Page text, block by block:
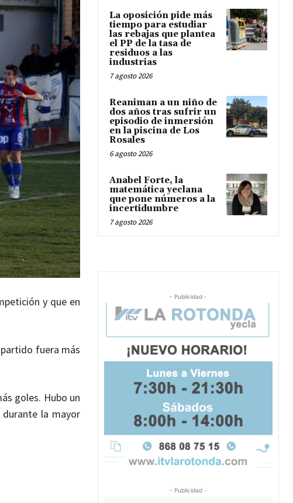
y que en
fuera más
goles. Hubo un
la mayor
La oposición pide más
tiempo para estudiar
las rebajas que plantea
el PP de la tasa de
residuos a las
industrias
7 agosto 2026
Reaniman a un niño de
dos años tras sufrir un
episodio de inmersión
en la piscina de Los
Rosales
6 agosto 2026
Anabel Forte, la
matemática yeclana
que pone números a la
incertidumbre
7 agosto 2026
- Publicidad -
- Publicidad -